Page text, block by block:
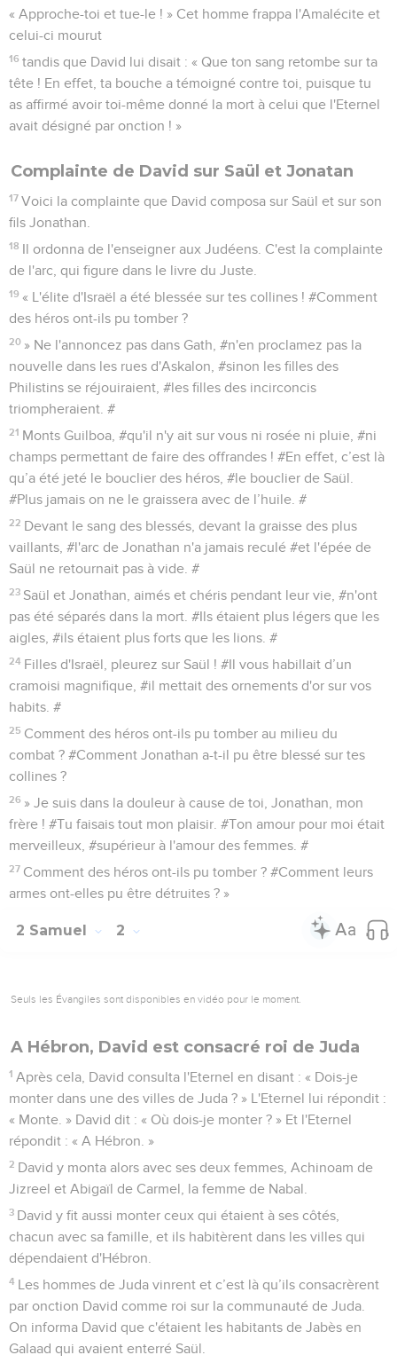
« Approche-toi et tue-le ! » Cet homme frappa l'Amalécite et
celui-ci mourut
16 tandis que David lui disait : « Que ton sang retombe sur ta
tête ! En effet, ta bouche a témoigné contre toi, puisque tu
as affirmé avoir toi-même donné la mort à celui que l'Eternel
avait désigné par onction ! »
Complainte de David sur Saül et Jonatan
17 Voici la complainte que David composa sur Saül et sur son
fils Jonathan.
18 Il ordonna de l'enseigner aux Judéens. C'est la complainte
de l'arc, qui figure dans le livre du Juste.
19 « L'élite d'Israël a été blessée sur tes collines ! #Comment
des héros ont-ils pu tomber ?
20 » Ne l'annoncez pas dans Gath, #n'en proclamez pas la
nouvelle dans les rues d'Askalon, #sinon les filles des
Philistins se réjouiraient, #les filles des incirconcis
triompheraient. #
21 Monts Guilboa, #qu'il n'y ait sur vous ni rosée ni pluie, #ni
champs permettant de faire des offrandes ! #En effet, c’est là
qu’a été jeté le bouclier des héros, #le bouclier de Saül.
#Plus jamais on ne le graissera avec de l’huile. #
22 Devant le sang des blessés, devant la graisse des plus
vaillants, #l'arc de Jonathan n'a jamais reculé #et l'épée de
Saül ne retournait pas à vide. #
23 Saül et Jonathan, aimés et chéris pendant leur vie, #n'ont
pas été séparés dans la mort. #Ils étaient plus légers que les
aigles, #ils étaient plus forts que les lions. #
24 Filles d'Israël, pleurez sur Saül ! #Il vous habillait d’un
cramoisi magnifique, #il mettait des ornements d'or sur vos
habits. #
25 Comment des héros ont-ils pu tomber au milieu du
combat ? #Comment Jonathan a-t-il pu être blessé sur tes
collines ?
26 » Je suis dans la douleur à cause de toi, Jonathan, mon
frère ! #Tu faisais tout mon plaisir. #Ton amour pour moi était
merveilleux, #supérieur à l'amour des femmes. #
27 Comment des héros ont-ils pu tomber ? #Comment leurs
armes ont-elles pu être détruites ? »
2 Samuel 2
Seuls les Évangiles sont disponibles en vidéo pour le moment.
A Hébron, David est consacré roi de Juda
1 Après cela, David consulta l'Eternel en disant : « Dois-je
monter dans une des villes de Juda ? » L'Eternel lui répondit :
« Monte. » David dit : « Où dois-je monter ? » Et l'Eternel
répondit : « A Hébron. »
2 David y monta alors avec ses deux femmes, Achinoam de
Jizreel et Abigaïl de Carmel, la femme de Nabal.
3 David y fit aussi monter ceux qui étaient à ses côtés,
chacun avec sa famille, et ils habitèrent dans les villes qui
dépendaient d'Hébron.
4 Les hommes de Juda vinrent et c’est là qu’ils consacrèrent
par onction David comme roi sur la communauté de Juda.
On informa David que c'étaient les habitants de Jabès en
Galaad qui avaient enterré Saül.